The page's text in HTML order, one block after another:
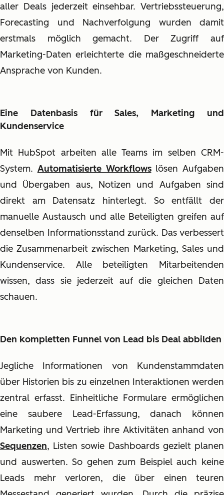
aller Deals jederzeit einsehbar. Vertriebssteuerung,
Forecasting und Nachverfolgung wurden damit
erstmals möglich gemacht. Der Zugriff auf
Marketing-Daten erleichterte die maßgeschneiderte
Ansprache von Kunden.
Eine Datenbasis für Sales, Marketing und
Kundenservice
Mit HubSpot arbeiten alle Teams im selben CRM-
System. Automatisierte Workflowslösen Aufgaben
und Übergaben aus, Notizen und Aufgaben sind
direkt am Datensatz hinterlegt. So entfällt der
manuelle Austausch und alle Beteiligten greifen auf
denselben Informationsstand zurück. Das verbessert
die Zusammenarbeit zwischen Marketing, Sales und
Kundenservice. Alle beteiligten Mitarbeitenden
wissen, dass sie jederzeit auf die gleichen Daten
schauen.
Den kompletten Funnel von Lead bis Deal abbilden
Jegliche Informationen von Kundenstammdaten
über Historien bis zu einzelnen Interaktionen werden
zentral erfasst. Einheitliche Formulare ermöglichen
eine saubere Lead-Erfassung, danach können
Marketing und Vertrieb ihre Aktivitäten anhand von
Sequenzen, Listen sowie Dashboards gezielt planen
und auswerten. So gehen zum Beispiel auch keine
Leads mehr verloren, die über einen teuren